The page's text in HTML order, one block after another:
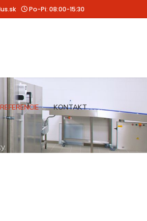
Po-Pi: 08:00-15:30
REFERENCIE KONTAKT